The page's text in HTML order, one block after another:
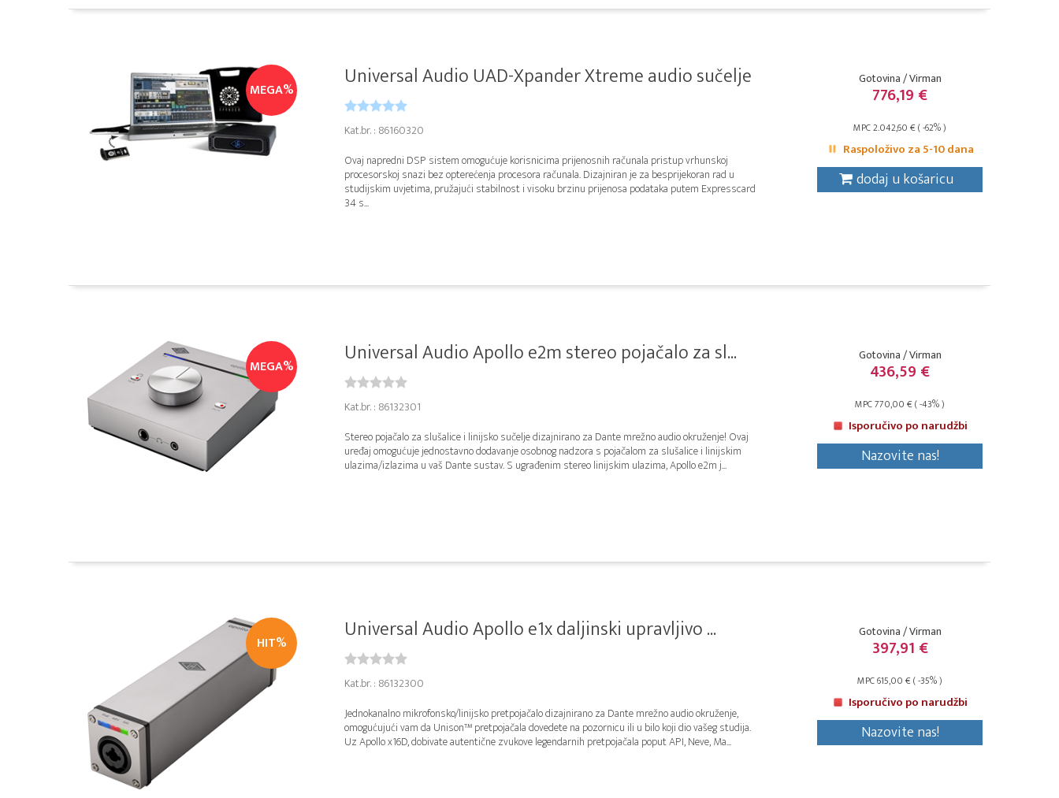
MEGA% Universal Audio UAD-Xpander Xtreme audio sučelje
Kat.br. : 86160320
Ovaj napredni DSP sistem omogućuje korisnicima prijenosnih računala pristup vrhunskoj
procesorskoj snazi bez opterećenja procesora računala. Dizajniran je za besprijekoran rad u
studijskim uvjetima, pružajući stabilnost i visoku brzinu prijenosa podataka putem Expresscard
34 s...
Gotovina / Virman
776,19 €
MPC 2.042,60 € ( -62% )
Raspoloživo za 5-10 dana
dodaj u košaricu
MEGA% Universal Audio Apollo e2m stereo pojačalo za sl...
Kat.br. : 86132301
Stereo pojačalo za slušalice i linijsko sučelje dizajnirano za Dante mrežno audio okruženje! Ovaj
uređaj omogućuje jednostavno dodavanje osobnog nadzora s pojačalom za slušalice i linijskim
ulazima/izlazima u vaš Dante sustav. S ugrađenim stereo linijskim ulazima, Apollo e2m j...
Gotovina / Virman
436,59 €
MPC 770,00 € ( -43% )
Isporučivo po narudžbi
Nazovite nas!
HIT% Universal Audio Apollo e1x daljinski upravljivo ...
Kat.br. : 86132300
Jednokanalno mikrofonsko/linijsko pretpojačalo dizajnirano za Dante mrežno audio okruženje,
omogućujući vam da Unison™ pretpojačala dovedete na pozornicu ili u bilo koji dio vašeg studija.
Uz Apollo x16D, dobivate autentične zvukove legendarnih pretpojačala poput API, Neve, Ma...
Gotovina / Virman
397,91 €
MPC 615,00 € ( -35% )
Isporučivo po narudžbi
Nazovite nas!